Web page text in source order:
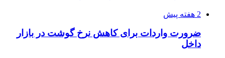
2 هفته پیش
ضرورت واردات برای کاهش نرخ گوشت در بازار
داخل